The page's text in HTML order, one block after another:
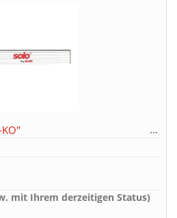
mit Ihrem derzeitigen Status)